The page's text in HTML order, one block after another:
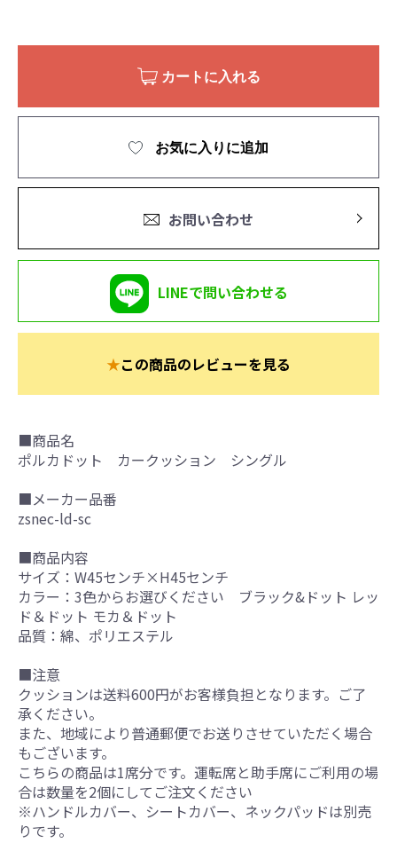
カートに入れる
お気に入りに追加
お問い合わせ
LINEで問い合わせる
★この商品のレビューを見る
■商品名
ポルカドット カークッション シングル
■メーカー品番
zsnec-ld-sc
■商品内容
サイズ：W45センチ×H45センチ
カラー：3色からお選びください ブラック&ドット レッ
ド＆ドット モカ＆ドット
品質：綿、ポリエステル
■注意
クッションは送料600円がお客様負担となります。ご了
承ください。
また、地域により普通郵便でお送りさせていただく場合
もございます。
こちらの商品は1席分です。運転席と助手席にご利用の場
合は数量を2個にしてご注文ください
※ハンドルカバー、シートカバー、ネックパッドは別売
りです。